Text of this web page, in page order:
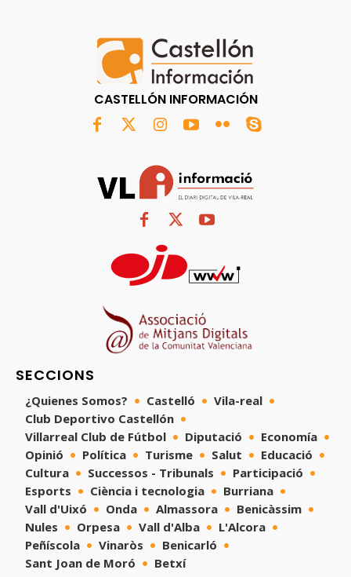
CASTELLÓN INFORMACIÓN
SECCIONS
¿Quienes Somos? Castelló
Vila-real
Club Deportivo Castellón
Villarreal Club de Fútbol
Diputació
Economía
Opinió
Política Turisme Salut
Educació
Cultura
Successos - Tribunals
Participació
Esports
Ciència i tecnologia
Burriana
Vall d'Uixó
Onda Almassora
Benicàssim
Nules
Orpesa Vall d'Alba
L'Alcora
Peñíscola
Vinaròs
Benicarló
Sant Joan de Moró
Betxí